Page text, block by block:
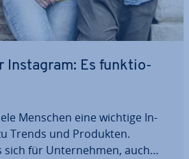
Instagram: Es funk­tio­
Menschen eine wichtige In­
Trends und Produkten.
sich für Un­ter­neh­men, auch